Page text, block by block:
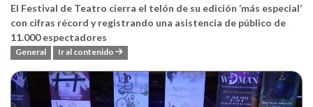
El Festival de Teatro cierra el telón de su edición ‘más especial’
con cifras récord y registrando una asistencia de público de
11.000 espectadores
General Ir al contenido